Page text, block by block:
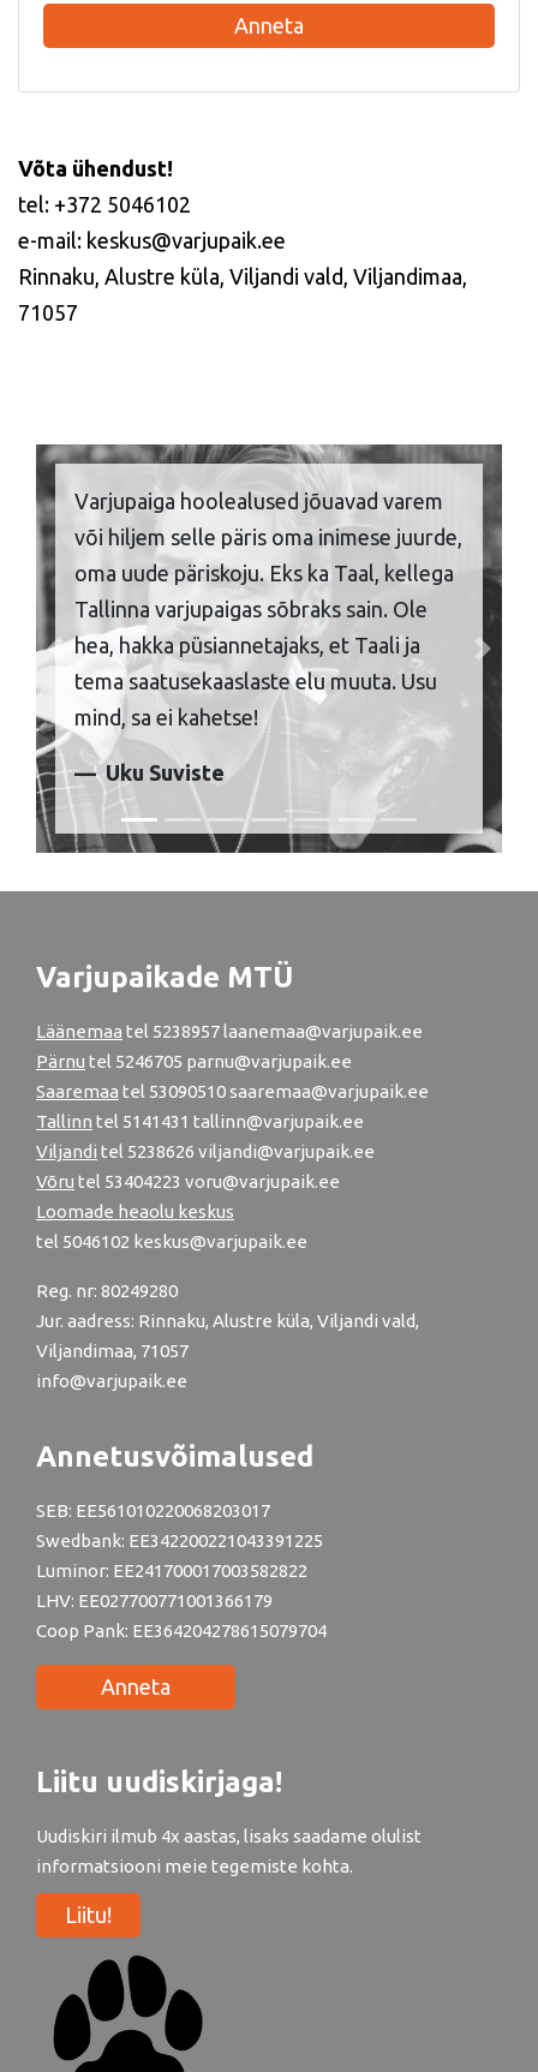
Anneta
Võta ühendust!
tel: +372 5046102
e-mail: keskus@varjupaik.ee
Rinnaku, Alustre küla, Viljandi vald, Viljandimaa,
71057
Varjupaiga hoolealused jõuavad varem
või hiljem selle päris oma inimese juurde,
oma uude päriskoju. Eks ka Taal, kellega
Tallinna varjupaigas sõbraks sain. Ole
hea, hakka püsiannetajaks, et Taali ja
tema saatusekaaslaste elu muuta. Usu
mind, sa ei kahetse!
Uku Suviste
Previous Next
Varjupaikade MTÜ
Läänemaa tel 5238957 laanemaa@varjupaik.ee
Pärnu tel 5246705 parnu@varjupaik.ee
Saaremaa tel 53090510 saaremaa@varjupaik.ee
Tallinn tel 5141431 tallinn@varjupaik.ee
Viljandi tel 5238626 viljandi@varjupaik.ee
Võru tel 53404223 voru@varjupaik.ee
Loomade heaolu keskus
tel 5046102 keskus@varjupaik.ee
Reg. nr: 80249280
Jur. aadress: Rinnaku, Alustre küla, Viljandi vald,
Viljandimaa, 71057
info@varjupaik.ee
Annetusvõimalused
SEB: EE561010220068203017
Swedbank: EE342200221043391225
Luminor: EE241700017003582822
LHV: EE027700771001366179
Coop Pank: EE364204278615079704
Anneta
Liitu uudiskirjaga!
Uudiskiri ilmub 4x aastas, lisaks saadame olulist
informatsiooni meie tegemiste kohta.
Liitu!